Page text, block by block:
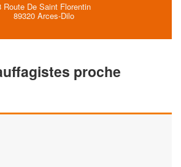
Route De Saint Florentin
89320 Arces-Dilo
proche